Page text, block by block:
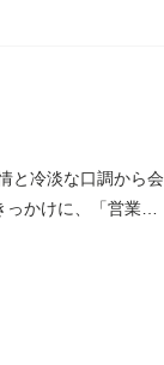
と冷淡な口調から会
かけに、「営業課